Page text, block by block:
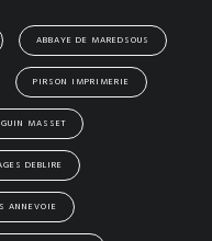
ABBAYE DE MAREDSOUS
PIRSON IMPRIMERIE
MASSET
DEBLIRE
ANNEVOIE